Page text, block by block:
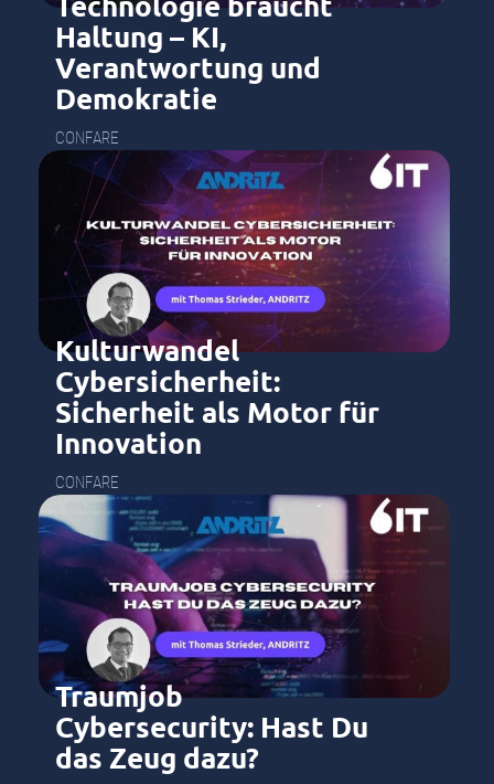
Haltung – KI,
Verantwortung und
Demokratie
CONFARE
Kulturwandel
Cybersicherheit:
Sicherheit als Motor für
Innovation
CONFARE
Traumjob
Cybersecurity: Hast Du
das Zeug dazu?